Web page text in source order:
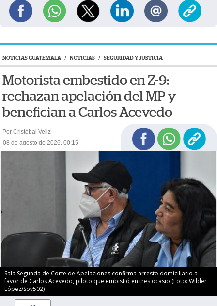
NOTICIAS GUATEMALA / NOTICIAS / SEGURIDAD Y JUSTICIA
Motorista embestido en Z-9:
rechazan apelación del MP y
benefician a Carlos Acevedo
Por Cristóbal Veliz
08 de agosto de 2026, 00:15
Sala Segunda de Corte de Apelaciones confirma arresto domiciliario a
favor de Carlos Acevedo, piloto que embistió en tres ocasio (Foto: Wilder
López/Soy502)